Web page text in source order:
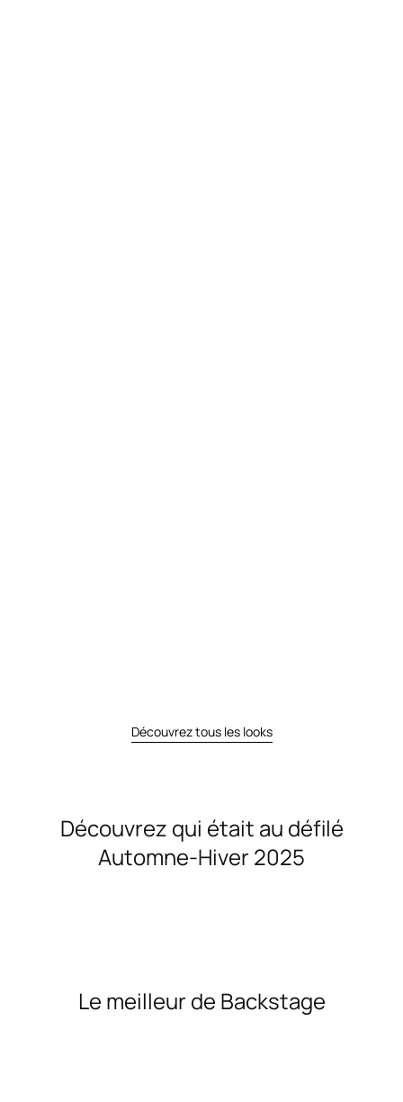
Découvrez tous les looks
Découvrez qui était au défilé
Automne-Hiver 2025
Le meilleur de Backstage